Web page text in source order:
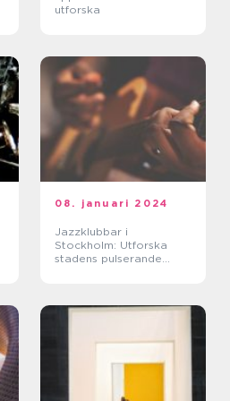
utforska
08. januari 2024
Jazzklubbar i
Stockholm: Utforska
stadens pulserande